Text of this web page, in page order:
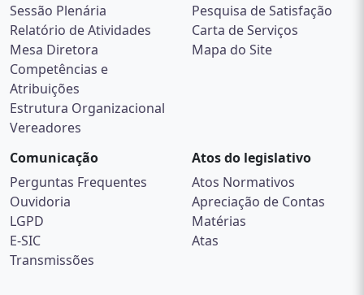
Sessão Plenária
Relatório de Atividades
Mesa Diretora
Competências e
Atribuições
Estrutura Organizacional
Vereadores
Pesquisa de Satisfação
Carta de Serviços
Mapa do Site
Comunicação
Perguntas Frequentes
Ouvidoria
LGPD
E-SIC
Transmissões
Atos do legislativo
Atos Normativos
Apreciação de Contas
Matérias
Atas